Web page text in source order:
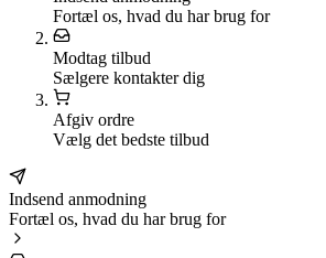
Fortæl os, hvad du har brug for
Modtag tilbud
Sælgere kontakter dig
Afgiv ordre
Vælg det bedste tilbud
Indsend anmodning
Fortæl os, hvad du har brug for